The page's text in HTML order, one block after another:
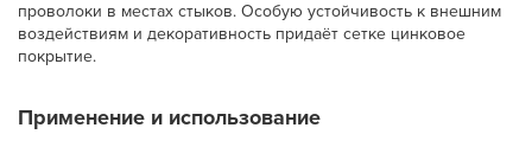
проволоки в местах стыков. Особую устойчивость к внешним
воздействиям и декоративность придаёт сетке цинковое
покрытие.
Применение и использование